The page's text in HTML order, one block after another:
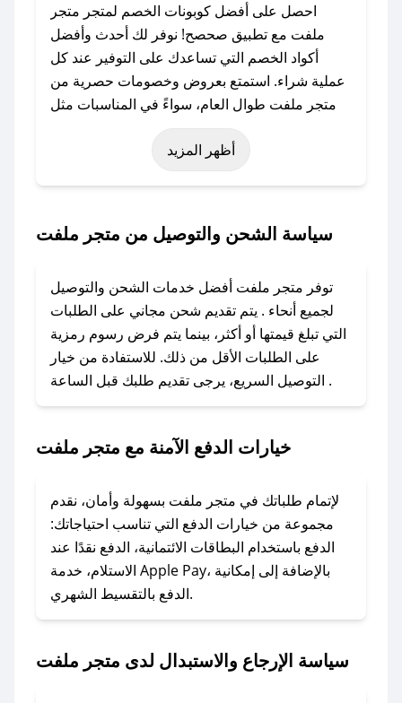
احصل على أفضل كوبونات الخصم لمتجر متجر
ملفت مع تطبيق صحصح! نوفر لك أحدث وأفضل
أكواد الخصم التي تساعدك على التوفير عند كل
عملية شراء. استمتع بعروض وخصومات حصرية من
متجر ملفت طوال العام، سواءً في المناسبات مثل
عيد الفطر، عيد الأضحى، الجمعة البيضاء (شهر
نوفمبر)، رمضان، اليوم الوطني، يوم التأسيس، أو
حتى عروض خاصة أخرى.
باستخدام تطبيق صحصح، يمكنك العثور بسهولة على
تواصل معنا عبر تويتر أو البريد الإلكتروني لإضافته
بسرعة.
### كيفية استخدام كود خصم متجر ملفت؟
1. انسخ كود الخصم من تطبيق صحصح.
2. الصقه في خانة الدفع عند التسوق من متجر
لا تقلق! يمكنك التواصل مع فريق دعم صحصح عبر
الرسائل الخاصة على تويتر أو البريد الإلكتروني،
وسنقوم بحل المشكلة في أسرع وقت ممكن.
### ماذا أفعل إذا لم أجد كود خصم لمتجري
المفضل؟
مراسلتنا مباشرة وسنعمل على توفير الكوبونات في
أظهر المزيد
سياسة الشحن والتوصيل من متجر ملفت
توفر متجر ملفت أفضل خدمات الشحن والتوصيل
لجميع أنحاء . يتم تقديم شحن مجاني على الطلبات
التي تبلغ قيمتها أو أكثر، بينما يتم فرض رسوم رمزية
على الطلبات الأقل من ذلك. للاستفادة من خيار
التوصيل السريع، يرجى تقديم طلبك قبل الساعة .
خيارات الدفع الآمنة مع متجر ملفت
لإتمام طلباتك في متجر ملفت بسهولة وأمان، نقدم
مجموعة من خيارات الدفع التي تناسب احتياجاتك:
الدفع باستخدام البطاقات الائتمانية، الدفع نقدًا عند
الاستلام، خدمة Apple Pay، بالإضافة إلى إمكانية
الدفع بالتقسيط الشهري.
سياسة الإرجاع والاستبدال لدى متجر ملفت